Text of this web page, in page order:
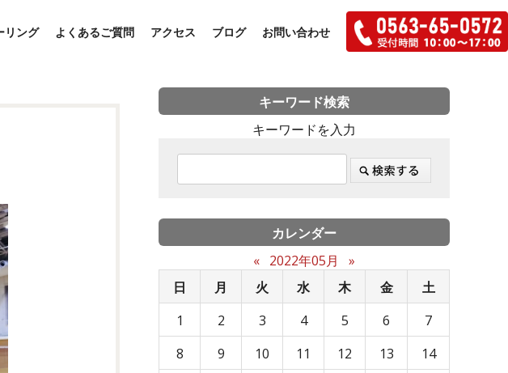
リング よくあるご質問 アクセス ブログ お問い合わせ
キーワード検索
キーワードを入力
カレンダー
« 2022年05月
»
日
月 火 水 木 金
土
1
2 3 4 5 6
7
8
9 10 11 12 13
14